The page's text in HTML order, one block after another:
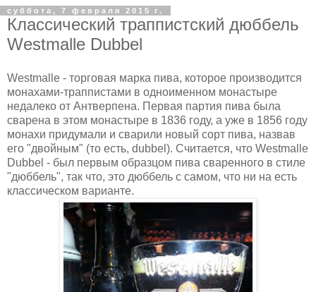
суббота, 7 февраля 2015 г.
Классический траппистский дюббель
Westmalle Dubbel
Westmalle - торговая марка пива, которое производится
монахами-траппистами в одноименном монастыре
недалеко от Антверпена. Первая партия пива была
сварена в этом монастыре в 1836 году, а уже в 1856 году
монахи придумали и сварили новый сорт пива, назвав
его "двойным" (то есть, dubbel). Считается, что Westmalle
Dubbel - был первым образцом пива сваренного в стиле
"дюббель", так что, это дюббель с самом, что ни на есть
классическом варианте.